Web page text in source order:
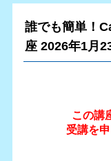
誰でも簡単！
座 2026年1月